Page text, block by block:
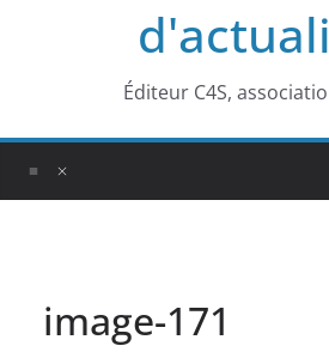
Éditeur C4S,
image-171